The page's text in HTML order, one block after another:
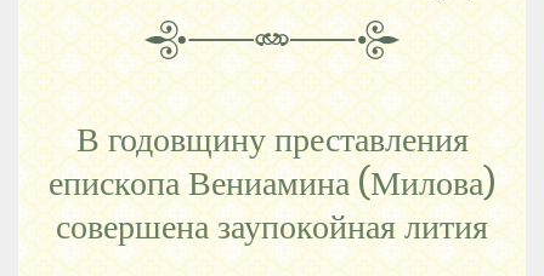
В годовщину преставления
епископа Вениамина (Милова)
совершена заупокойная лития